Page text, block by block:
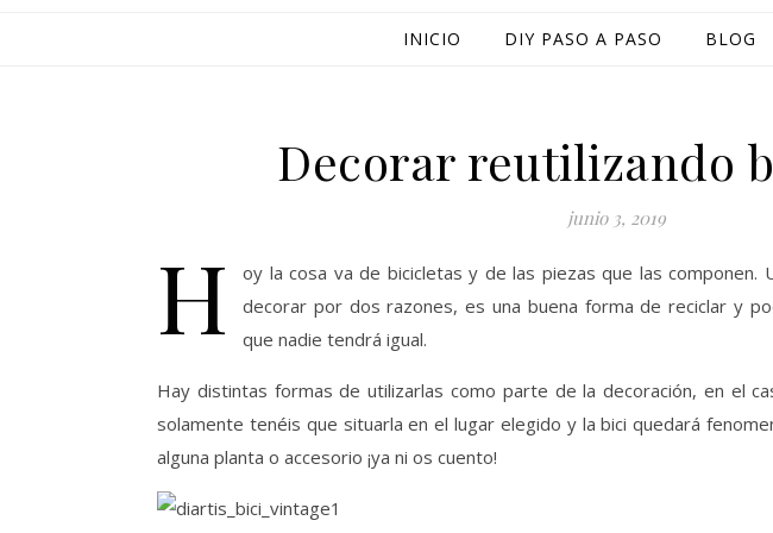
INICIO DIY PASO A PASO BLOG
Decorar reutilizando
junio 3, 2019
H
oy la cosa va de bicicletas y de las piezas que las componen.
decorar por dos razones, es una buena forma de reciclar y
que nadie tendrá igual.
Hay distintas formas de utilizarlas como parte de la decoración, en el
solamente tenéis que situarla en el lugar elegido y la bici quedará
alguna planta o accesorio ¡ya ni os cuento!